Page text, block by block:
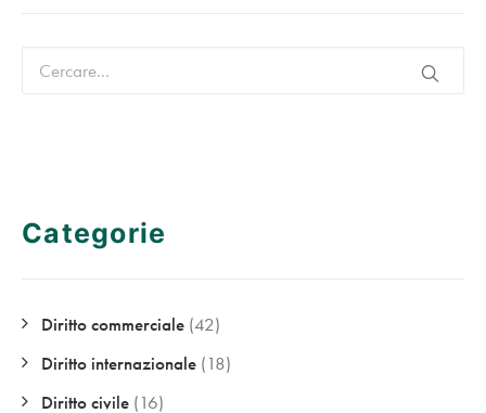
Categorie
Diritto commerciale (42)
Diritto internazionale (18)
Diritto civile (16)